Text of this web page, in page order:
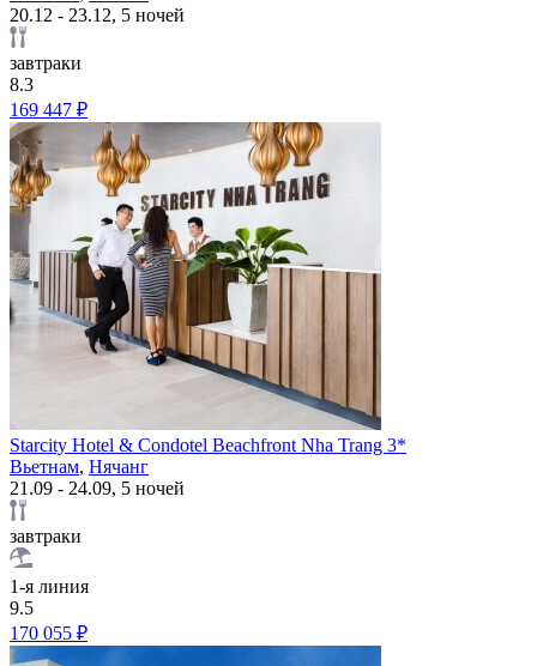
20.12 - 23.12, 5 ночей
завтраки
8.3
169 447 ₽
Starcity Hotel & Condotel Beachfront Nha Trang 3*
Вьетнам, Нячанг
21.09 - 24.09, 5 ночей
завтраки
1-я линия
9.5
170 055 ₽